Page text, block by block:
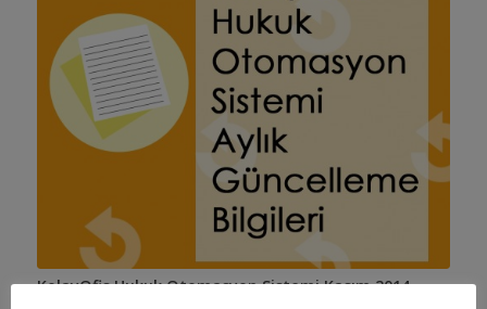
KolayOfis Hukuk Otomasyon Sistemi Kasım 2014